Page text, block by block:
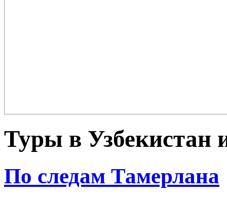
Туры в Узбекистан
По следам Тамерлана